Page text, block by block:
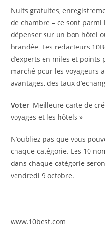
Nuits gratuites,
de chambre – ce sont parmi
dépenser sur un bon hôtel
brandée. Les rédacteurs
d’experts en miles et
marché pour les voyageurs
avantages, des taux
Voter: Meilleure carte de
voyages et les hôtels »
N’oubliez pas que vous
chaque catégorie. Les 10
dans chaque catégorie
vendredi 9 octobre.
www.10best.com